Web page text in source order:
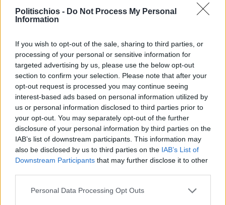
Politischios - Do Not Process My Personal
Information
If you wish to opt-out of the sale, sharing to third parties, or
processing of your personal or sensitive information for
targeted advertising by us, please use the below opt-out
section to confirm your selection. Please note that after your
opt-out request is processed you may continue seeing
interest-based ads based on personal information utilized by
us or personal information disclosed to third parties prior to
your opt-out. You may separately opt-out of the further
disclosure of your personal information by third parties on the
IAB’s list of downstream participants. This information may
also be disclosed by us to third parties on the IAB’s List of
Downstream Participants that may further disclose it to other
Personal Data Processing Opt Outs
Μία μικρή αλλά αναγκαία ανάπαυλα για την
ομάδα του «Πολίτη»